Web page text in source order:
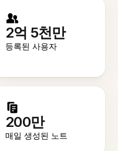
2억 5천만
등록된 사용자
200만
매일 생성된 노트